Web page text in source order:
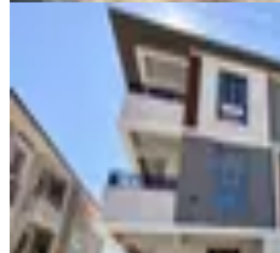
SIFIR BİNA
Remax
Mah. 2+1
Merkez, Kazım
2+1
100 m²·
21.000 ₺